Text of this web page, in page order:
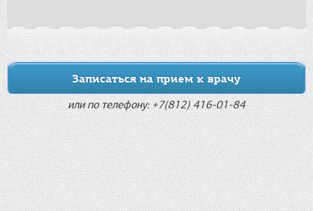
Записаться на прием к врачу
или по телефону: +7(812) 416-01-84